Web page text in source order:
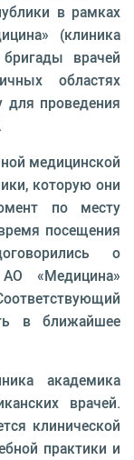
в рамках
(клиника
врачей
областях
проведения
медицинской
которую они
по месту
посещения
о
«Медицина»
в ближайшее
академика
врачей.
клинической
практики и